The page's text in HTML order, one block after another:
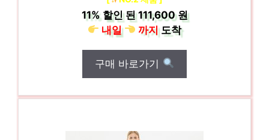
11%할인 된111,600 원
내일
까지도착
구매 바로가기